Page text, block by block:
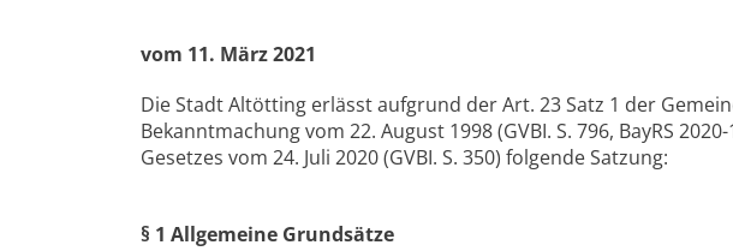
vom 11. März 2021
Die Stadt Altötting erlässt aufgrund der Art. 23 Satz 1 der
Bekanntmachung vom 22. August 1998 (GVBI. S. 796, BayRS
Gesetzes vom 24. Juli 2020 (GVBI. S. 350) folgende Satzung:
§ 1 Allgemeine Grundsätze